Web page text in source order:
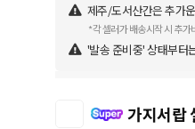
제주/도서산간은 추가
*각 셀러가 배송시작 시 추가
'발송 준비중' 상태부터
가지서랍